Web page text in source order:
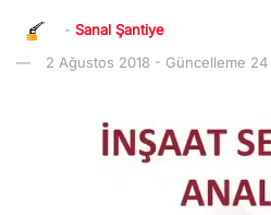
- Sanal Şantiye
2 Ağustos 2018 - Güncelleme 24